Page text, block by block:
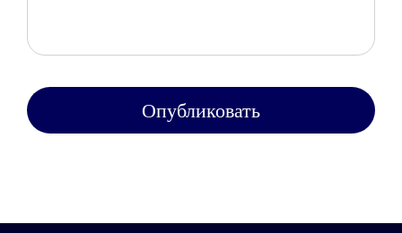
Опубликовать